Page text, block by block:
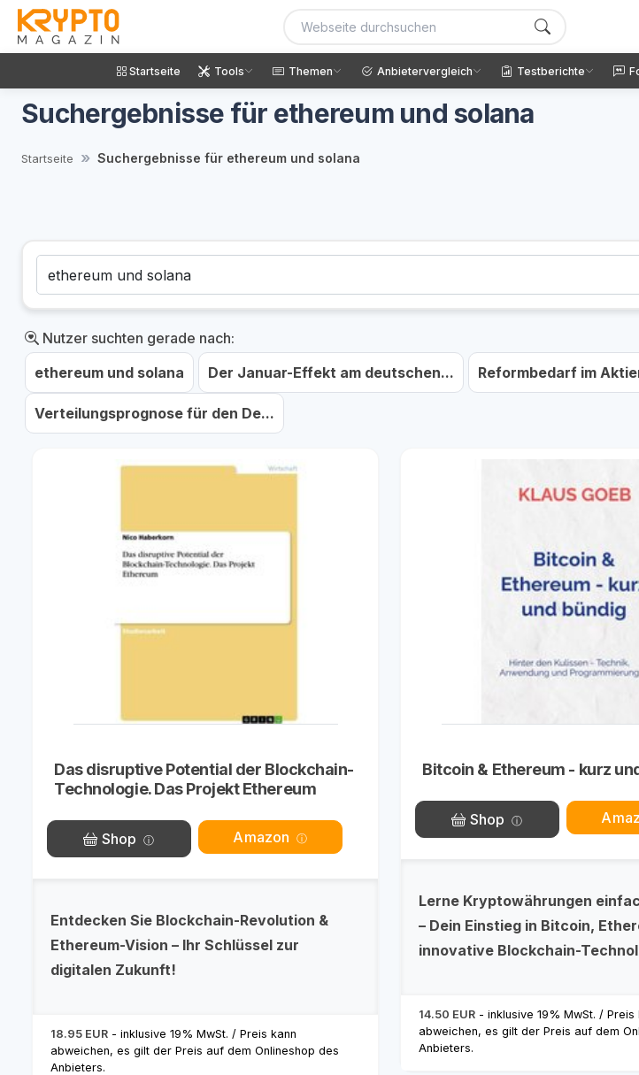
Startseite Tools Themen Anbietervergleich Testberichte
Suchergebnisse für ethereum und solana
Startseite Suchergebnisse für ethereum und solana
Nutzer suchten gerade nach:
ethereum und solana
Der Januar-Effekt am deutschen... Reformbedarf im
Verteilungsprognose für den De...
Das disruptive Potential der Blockchain-
Technologie. Das Projekt Ethereum
Shop Amazon
Entdecken Sie Blockchain-Revolution &
Ethereum-Vision – Ihr Schlüssel zur
digitalen Zukunft!
18.95 EUR - inklusive 19% MwSt. / Preis kann
abweichen, es gilt der Preis auf dem Onlineshop des
Anbieters.
Bitcoin & Ethereum - kurz
Shop
Lerne Kryptowährungen
– Dein Einstieg in Bitcoin,
innovative Blockchain-
14.50 EUR - inklusive 19% MwSt. / Preis
abweichen, es gilt der Preis auf dem
Anbieters.